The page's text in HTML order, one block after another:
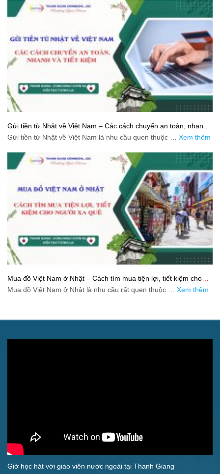
Gửi tiền từ Nhật về Việt Nam – Các cách chuyển an toàn, nhanh
và tiết kiệm
Gửi tiền từ Nhật về Việt Nam là nhu cầu quen thuộc … Xem thêm
Mua đồ Việt Nam ở Nhật – Cách tìm mua tiện lợi, tiết kiệm cho
người xa quê
Mua đồ Việt Nam ở Nhật là nhu cầu rất quen thuộc … Xem thêm
Giờ học hát với giáo viên nước ngoài tại Thanh Giang